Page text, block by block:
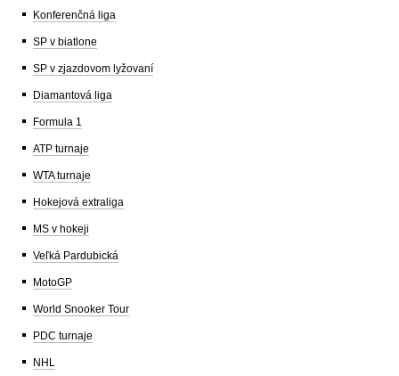
Konferenčná liga
SP v biatlone
SP v zjazdovom lyžovaní
Diamantová liga
Formula 1
ATP turnaje
WTA turnaje
Hokejová extraliga
MS v hokeji
Veľká Pardubická
MotoGP
World Snooker Tour
PDC turnaje
NHL